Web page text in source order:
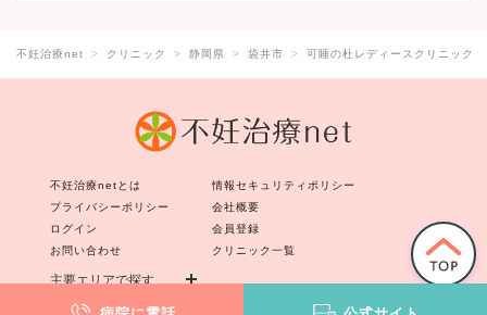
不妊治療net クリニック 静岡県 袋井市 可睡の杜レディースクリニック
不妊治療netとは
情報セキュリティポリシー
プライバシーポリシー
会社概要
ログイン
会員登録
お問い合わせ
クリニック一覧
主要エリアで探す